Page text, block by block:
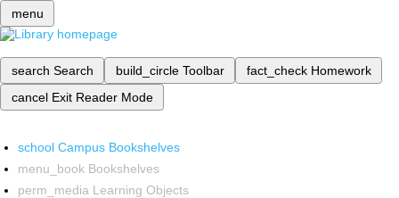
menu
search Search build_circle Toolbar fact_check Homework
cancel Exit Reader Mode
school Campus Bookshelves
menu_book Bookshelves
perm_media Learning Objects